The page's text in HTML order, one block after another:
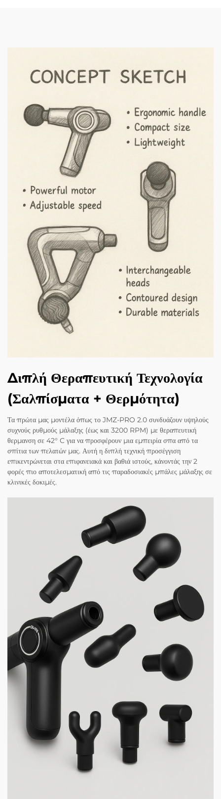
Διπλή Θεραπευτική Τεχνολογία
(Σαλπίσματα + Θερμότητα)
Τα πρώτα μας μοντέλα όπως το JMZ-PRO 2.0 συνδυάζουν υψηλούς
συχνούς ρυθμούς μάλαξης (έως και 3200 RPM) με θεραπευτική
θερμανση σε 42° C για να προσφέρουν μια εμπειρία σπα από τα
σπίτια των πελατών μας. Αυτή η διπλή τεχνική προσέγγιση
επικεντρώνεται στα επιφανειακά και βαθιά ιστούς, κάνοντάς την 2
φορές πιο αποτελεσματική από τις παραδοσιακές μπάλες μάλαξης σε
κλινικές δοκιμές.